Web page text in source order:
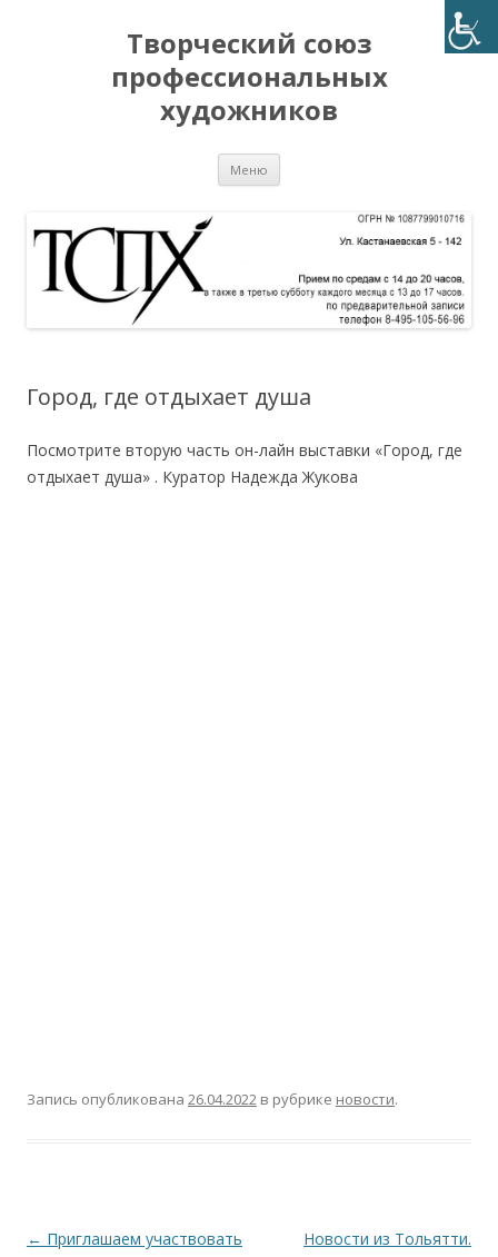
Творческий союз
профессиональных
художников
Меню
Город, где отдыхает душа
Посмотрите вторую часть он-лайн выставки «Город, где
отдыхает душа» . Куратор Надежда Жукова
Запись опубликована 26.04.2022 в рубрике новости.
Навигация
← Приглашаем участвовать
Новости из Тольятти.